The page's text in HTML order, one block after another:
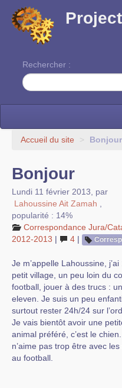
Rechercher :
La ruche
EDITO
Accueil du site > Bonjour
Bonjour
Lundi 11 février 2013
par
Lahoussine Ait Zamah
popularité : 14%
Correspondance Jura/
2012-2013 | 4 |
Je m’appelle Lahoussine,
petit village, un peu loin du
football, jouer à des trucs :
eleven. Je suis un peu
surtout rester 24h/24 sur
Je vais bientôt avoir une
animal préféré, c’est le
n’aime pas trop être avec
au football.